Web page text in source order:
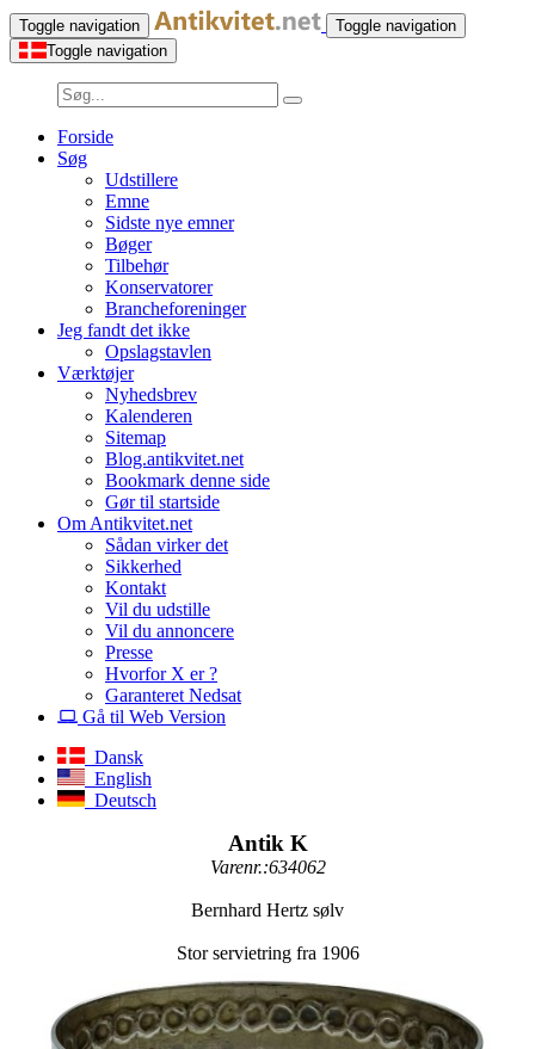
Toggle navigation
Toggle navigation
Toggle navigation
Forside
Søg
Udstillere
Emne
Sidste nye emner
Bøger
Tilbehør
Konservatorer
Brancheforeninger
Jeg fandt det ikke
Opslagstavlen
Værktøjer
Nyhedsbrev
Kalenderen
Sitemap
Blog.antikvitet.net
Bookmark denne side
Gør til startside
Om Antikvitet.net
Sådan virker det
Sikkerhed
Kontakt
Vil du udstille
Vil du annoncere
Presse
Hvorfor X er ?
Garanteret Nedsat
Gå til Web Version
Dansk
English
Deutsch
Antik K
Varenr.:634062
Bernhard Hertz sølv
Stor servietring fra 1906